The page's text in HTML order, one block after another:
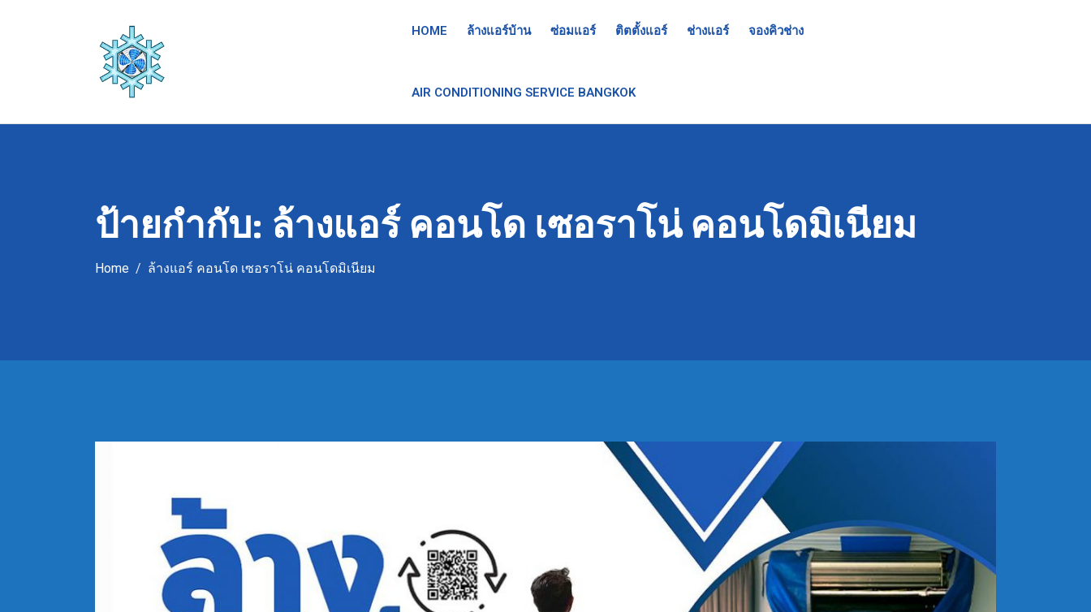
HOME ล้างแอร์บ้าน ซ่อมแอร์ ติตตั้งแอร์ ช่างแอร์ จองคิวช่าง
AIR CONDITIONING SERVICE BANGKOK
ป้ายกำกับ: ล้างแอร์ คอนโด เซอราโน่ คอนโดมิเนียม
Home ล้างแอร์ คอนโด เซอราโน่ คอนโดมิเนียม